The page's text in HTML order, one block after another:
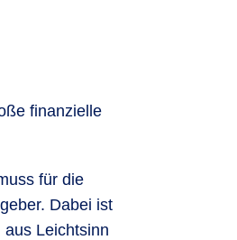
finanzielle
für die
Dabei ist
Leichtsinn